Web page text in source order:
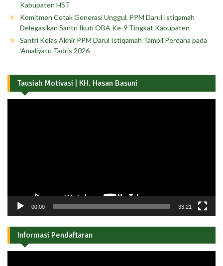
Kabupaten HST
Komitmen Cetak Generasi Unggul, PPM Darul Istiqamah
Delegasikan Santri Ikuti OBA Ke-9 Tingkat Kabupaten
Santri Kelas Akhir PPM Darul Istiqamah Tampil Perdana pada
‘Amaliyatu Tadris 2026
Tausiah Motivasi | KH. Hasan Basuni
00:00 33:21
Informasi Pendaftaran